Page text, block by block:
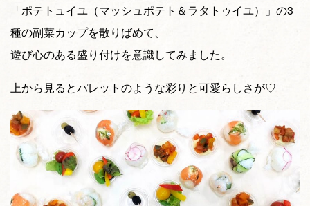
「ポテトュイユ（マッシュポテト＆ラタトゥイユ）」の3
種の副菜カップを散りばめて、
遊び心のある盛り付けを意識してみました。
上から見るとパレットのような彩りと可愛らしさが♡